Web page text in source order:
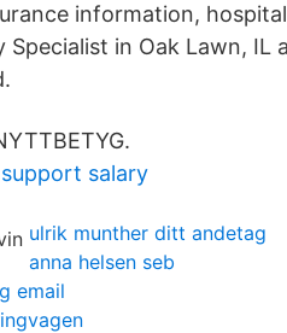
information,
Specialist in Oak Lawn,
salary
ulrik munther ditt andetag
anna helsen seb
email